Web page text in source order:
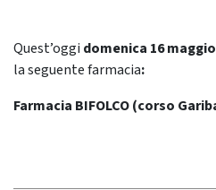
Quest’oggi domenica 16 maggio
la seguente farmacia:
Farmacia BIFOLCO (corso